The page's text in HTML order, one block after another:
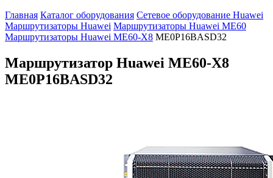
Главная Каталог оборудования Сетевое оборудование Huawei
Маршрутизаторы Huawei Маршрутизаторы Huawei ME60
Маршрутизаторы Huawei ME60-X8 ME0P16BASD32
Маршрутизатор Huawei ME60-X8
ME0P16BASD32